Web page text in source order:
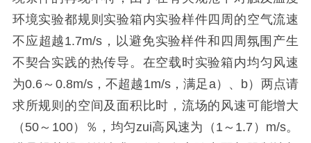
环境实验都规则实验箱内实验样件四周的空气流速
不应超越1.7m/s，以避免实验样件和四周氛围产生
不契合实践的热传导。在空载时实验箱内均匀风速
为0.6～0.8m/s，不超越1m/s，满足a）、b）两点请
求所规则的空间及面积比时，流场的风速可能增大
（50～100）％，均匀zui高风速为（1～1.7）m/s。